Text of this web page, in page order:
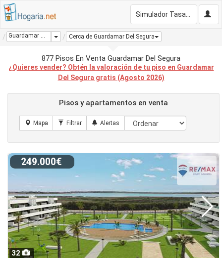
Guardamar Del Segura Dropdown
Cerca de Guardamar Del Segura
877 Pisos En Venta Guardamar Del Segura
¿Quieres vender? Obtén la valoración de tu piso en Guardamar
Del Segura gratis (Agosto 2026)
Pisos y apartamentos en venta
32
249.000€